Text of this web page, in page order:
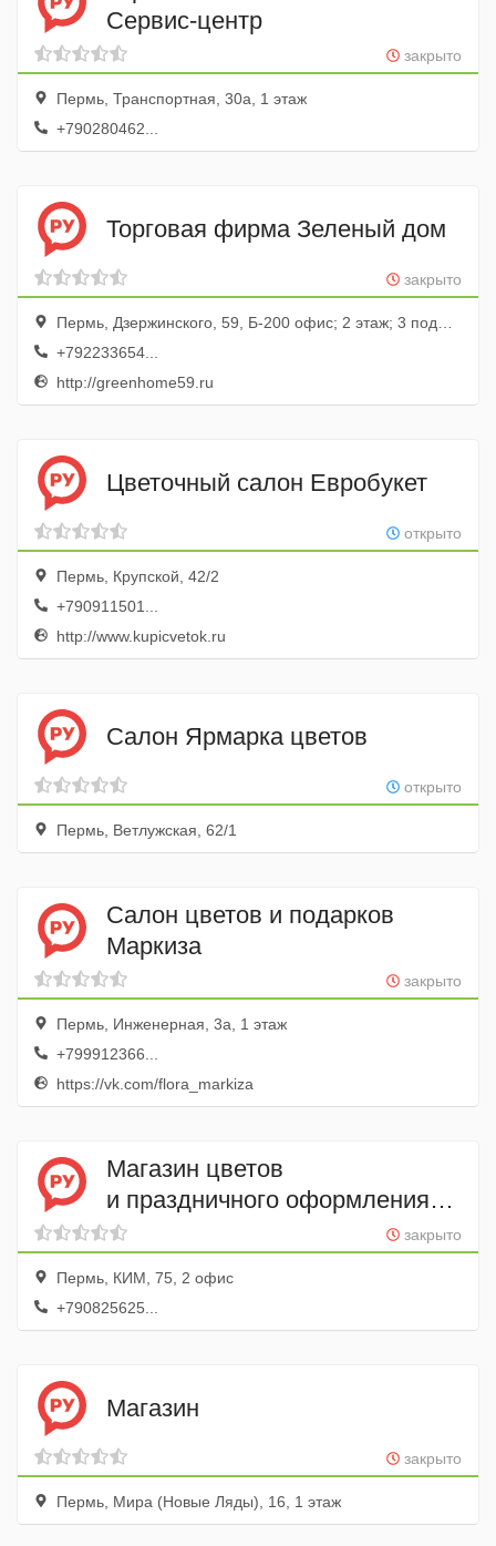
Сервис-центр
закрыто
Пермь, Транспортная, 30а, 1 этаж
+790280462...
Торговая фирма Зеленый дом
закрыто
Пермь, Дзержинского, 59, Б-200 офис; 2 этаж; 3 подъезд
+792233654...
http://greenhome59.ru
Цветочный салон Евробукет
открыто
Пермь, Крупской, 42/2
+790911501...
http://www.kupicvetok.ru
Салон Ярмарка цветов
открыто
Пермь, Ветлужская, 62/1
Салон цветов и подарков
Маркиза
закрыто
Пермь, Инженерная, 3а, 1 этаж
+799912366...
https://vk.com/flora_markiza
Магазин цветов
и праздничного оформления
Для любимых
закрыто
Пермь, КИМ, 75, 2 офис
+790825625...
Магазин
закрыто
Пермь, Мира (Новые Ляды), 16, 1 этаж